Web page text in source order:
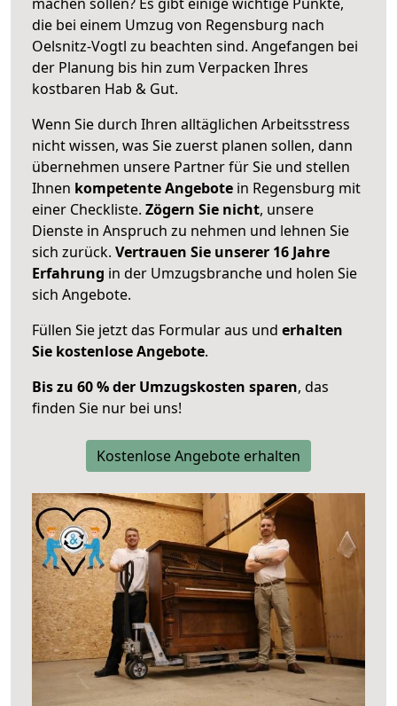
die bei einem Umzug von Regensburg nach
Oelsnitz-Vogtl zu beachten sind. Angefangen bei
der Planung bis hin zum Verpacken Ihres
kostbaren Hab & Gut.
Wenn Sie durch Ihren alltäglichen Arbeitsstress
nicht wissen, was Sie zuerst planen sollen, dann
übernehmen unsere Partner für Sie und stellen
Ihnen kompetente Angebote in Regensburg mit
einer Checkliste. Zögern Sie nicht, unsere
Dienste in Anspruch zu nehmen und lehnen Sie
sich zurück. Vertrauen Sie unserer 16 Jahre
Erfahrung in der Umzugsbranche und holen Sie
sich Angebote.
Füllen Sie jetzt das Formular aus und erhalten
Sie kostenlose Angebote.
Bis zu 60 % der Umzugskosten sparen, das
finden Sie nur bei uns!
Kostenlose Angebote erhalten